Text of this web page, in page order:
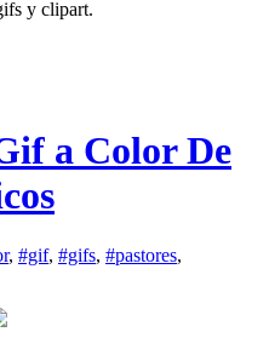
y clipart.
a Color De
, #gif, #gifs, #pastores,